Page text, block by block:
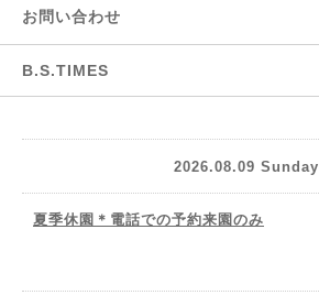
お問い合わせ
B.S.TIMES
2026.08.09 Sunday
夏季休園＊電話での予約来園のみ